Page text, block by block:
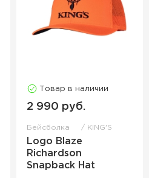
Товар в наличии
2 990 руб.
Бейсболка KING'S
Logo Blaze
Richardson
Snapback Hat